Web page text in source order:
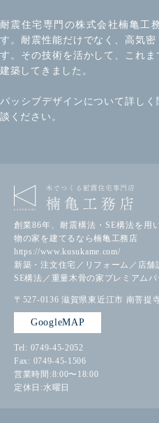
耐震住宅専門の株式会社楠亀工
す。耐震性能だけでなく、高気
す。その技術を活かして、これ
建築してきました。
パッシブデザインについて詳し
談ください。
創業86年、耐震構法・SE構法を用
物の家を建てるなら楠亀工務店
https://www.kusukame.com/
新築・注文住宅／リフォーム／店舗
SE構法／重量木骨の家プレミアム
〒527-0136 滋賀県東近江市 南菩提
GoogleMAP
Tel: 0749-45-2052
Fax: 0749-45-1506
営業時間:8:00〜18:00
定休日:水曜日